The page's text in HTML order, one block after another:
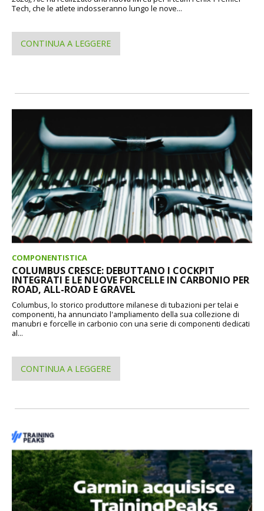
Tech, che le atlete indosseranno lungo le nove...
CONTINUA A LEGGERE
COMPONENTISTICA
COLUMBUS CRESCE: DEBUTTANO I COCKPIT
INTEGRATI E LE NUOVE FORCELLE IN CARBONIO PER
ROAD, ALL-ROAD E GRAVEL
Columbus, lo storico produttore milanese di tubazioni per telai e
componenti, ha annunciato l'ampliamento della sua collezione di
manubri e forcelle in carbonio con una serie di componenti dedicati
al...
CONTINUA A LEGGERE